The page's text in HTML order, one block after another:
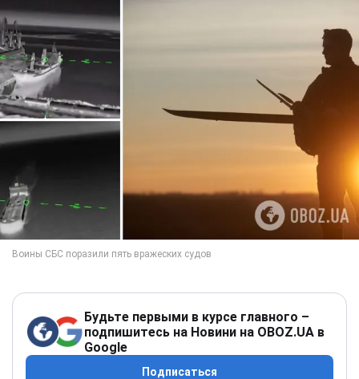
Будьте первыми в курсе главного –
подпишитесь на Новини на OBOZ.UA в
Google
Подписаться